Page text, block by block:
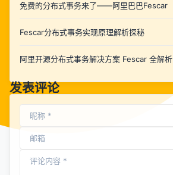
免费的分布式事务来了——阿里巴巴Fescar
Fescar分布式事务实现原理解析探秘
阿里开源分布式事务解决方案 Fescar 全解析
发表评论